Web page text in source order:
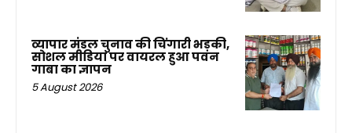
व्यापार मंडल चुनाव की चिंगारी भड़की,
सोशल मीडिया पर वायरल हुआ पवन
गाबा का ज्ञापन
5 August 2026